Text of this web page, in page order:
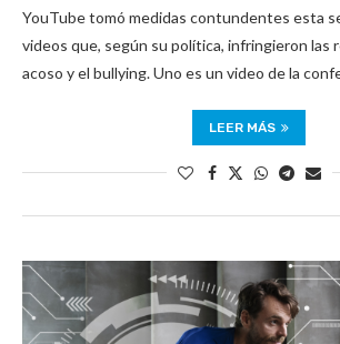
YouTube tomó medidas contundentes esta
videos que, según su política, infringieron las
acoso y el bullying. Uno es un video de la
LEER MÁS